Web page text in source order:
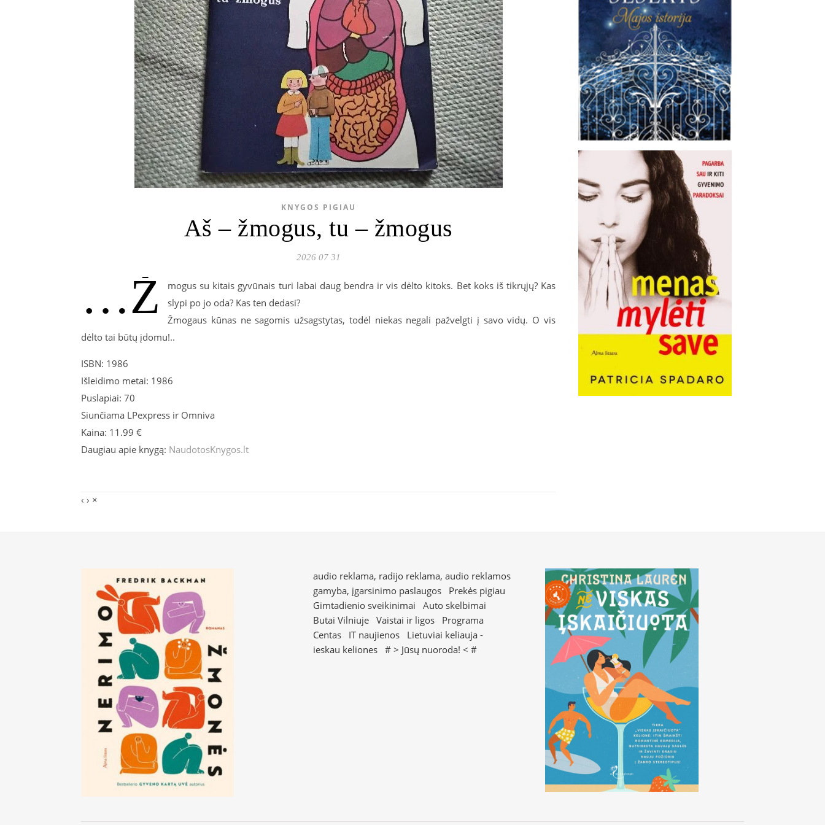
KNYGOS PIGIAU
Aš – žmogus, tu – žmogus
2026 07 31
…Ž
mogus su kitais gyvūnais turi labai daug bendra ir vis dėlto kitoks. Bet koks iš tikrųjų? Kas
slypi po jo oda? Kas ten dedasi?
Žmogaus kūnas ne sagomis užsagstytas, todėl niekas negali pažvelgti į savo vidų. O vis
dėlto tai būtų įdomu!..
ISBN: 1986
Išleidimo metai: 1986
Puslapiai: 70
Siunčiama LPexpress ir Omniva
Kaina: 11.99 €
Daugiau apie knygą: NaudotosKnygos.lt
‹ › ×
audio reklama, radijo reklama, audio reklamos
gamyba, įgarsinimo paslaugos
Prekės pigiau
Gimtadienio sveikinimai
Auto skelbimai
Butai Vilniuje Vaistai ir ligos
Programa
Centas
IT naujienos
Lietuviai keliauja -
ieskau keliones # > Jūsų nuoroda! < #